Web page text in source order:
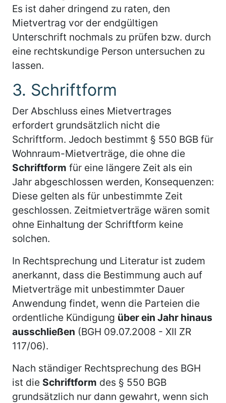
Es ist daher dringend zu raten, den
Mietvertrag vor der endgültigen
Unterschrift nochmals zu prüfen bzw. durch
eine rechtskundige Person untersuchen zu
lassen.
3. Schriftform
Der Abschluss eines Mietvertrages
erfordert grundsätzlich nicht die
Schriftform. Jedoch bestimmt § 550 BGB für
Wohnraum-Mietverträge, die ohne die
Schriftform für eine längere Zeit als ein
Jahr abgeschlossen werden, Konsequenzen:
Diese gelten als für unbestimmte Zeit
geschlossen. Zeitmietverträge wären somit
ohne Einhaltung der Schriftform keine
solchen.
In Rechtsprechung und Literatur ist zudem
anerkannt, dass die Bestimmung auch auf
Mietverträge mit unbestimmter Dauer
Anwendung findet, wenn die Parteien die
ordentliche Kündigung über ein Jahr hinaus
ausschließen (BGH 09.07.2008 - XII ZR
117/06).
Nach ständiger Rechtsprechung des BGH
ist die Schriftform des § 550 BGB
grundsätzlich nur dann gewahrt, wenn sich